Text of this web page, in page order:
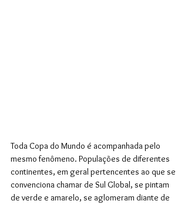
Toda Copa do Mundo é acompanhada pelo
mesmo fenômeno. Populações de diferentes
continentes, em geral pertencentes ao que se
convenciona chamar de Sul Global, se pintam
de verde e amarelo, se aglomeram diante de